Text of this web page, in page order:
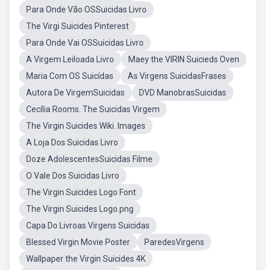
Para Onde Vão OSSuicidas Livro
The Virgi Suicides Pinterest
Para Onde Vai OSSuicidas Livro
A Virgem Leiloada Livro
Maey the VIRIN Suicieds Oven
Maria Com OS Suicídas
As Virgens SuicidasFrases
Autora De VirgemSuicidas
DVD ManobrasSuicidas
Cecília Rooms. The Suicidas Virgem
The Virgin Suicides Wiki. Images
A Loja Dos Suicidas Livro
Doze AdolescentesSuicidas Filme
O Vale Dos Suicidas Livro
The Virgin Suicides Logo Font
The Virgin Suicides Logo.png
Capa Do Livroas Virgens Suicidas
Blessed Virgin Movie Poster
ParedesVirgens
Wallpaper the Virgin Suicides 4K